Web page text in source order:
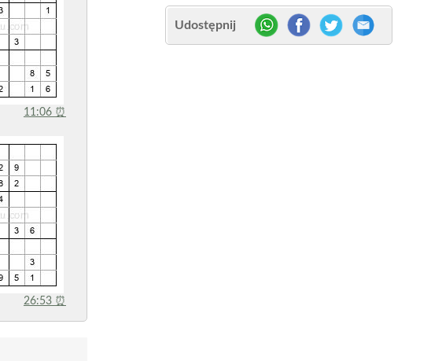
11:06 ⏰
26:53 ⏰
Udostępnij